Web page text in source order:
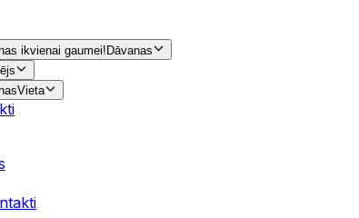
ikvienai gaumei!Dāvanas
Vieta